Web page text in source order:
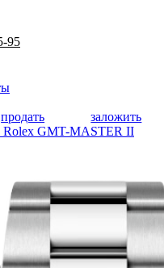
95
продать
заложить
Rolex GMT-MASTER II